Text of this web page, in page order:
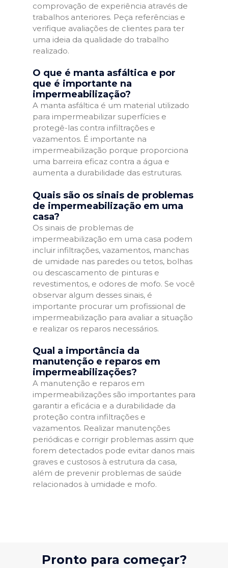
comprovação de experiência através de
trabalhos anteriores. Peça referências e
verifique avaliações de clientes para ter
uma ideia da qualidade do trabalho
realizado.
O que é manta asfáltica e por
que é importante na
impermeabilização?
A manta asfáltica é um material utilizado
para impermeabilizar superfícies e
protegê-las contra infiltrações e
vazamentos. É importante na
impermeabilização porque proporciona
uma barreira eficaz contra a água e
aumenta a durabilidade das estruturas.
Quais são os sinais de problemas
de impermeabilização em uma
casa?
Os sinais de problemas de
impermeabilização em uma casa podem
incluir infiltrações, vazamentos, manchas
de umidade nas paredes ou tetos, bolhas
ou descascamento de pinturas e
revestimentos, e odores de mofo. Se você
observar algum desses sinais, é
importante procurar um profissional de
impermeabilização para avaliar a situação
e realizar os reparos necessários.
Qual a importância da
manutenção e reparos em
impermeabilizações?
A manutenção e reparos em
impermeabilizações são importantes para
garantir a eficácia e a durabilidade da
proteção contra infiltrações e
vazamentos. Realizar manutenções
periódicas e corrigir problemas assim que
forem detectados pode evitar danos mais
graves e custosos à estrutura da casa,
além de prevenir problemas de saúde
relacionados à umidade e mofo.
Pronto para começar?